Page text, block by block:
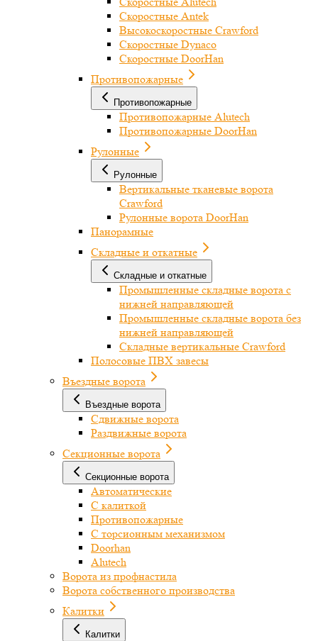
Скоростные Antek
Высокоскоростные Crawford
Скоростные Dynaco
Скоростные DoorHan
Противопожарные
Противопожарные
Противопожарные Alutech
Противопожарные DoorHan
Рулонные
Рулонные
Вертикальные тканевые ворота
Crawford
Рулонные ворота DoorHan
Панорамные
Складные и откатные
Складные и откатные
Промышленные складные ворота с
нижней направляющей
Промышленные складные ворота без
нижней направляющей
Складные вертикальные Crawford
Полосовые ПВХ завесы
Въездные ворота
Въездные ворота
Сдвижные ворота
Раздвижные ворота
Секционные ворота
Секционные ворота
Автоматические
С калиткой
Противопожарные
С торсионным механизмом
Doorhan
Alutech
Ворота из профнастила
Ворота собственного производства
Калитки
Калитки